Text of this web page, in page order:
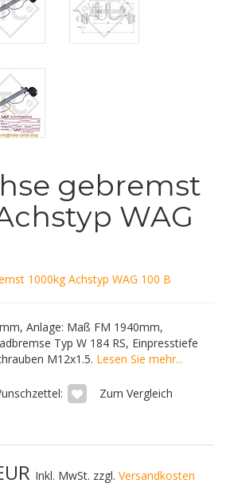
gebremst
WAG
1000kg Achstyp WAG 100 B
Anlage: Maß FM 1940mm,
Typ W 184 RS, Einpresstiefe
M12x1.5. Lesen Sie mehr...
Zum Vergleich
Inkl. MwSt. zzgl. Versandkosten